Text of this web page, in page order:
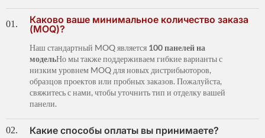
01. Каково ваше минимальное количество заказа
(MOQ)?
Наш стандартный MOQ является 100 панелей на
модельНо мы также поддерживаем гибкие варианты с
низким уровнем MOQ для новых дистрибьюторов,
образцов проектов или пробных заказов. Пожалуйста,
свяжитесь с нами, чтобы уточнить тип и отделку вашей
панели.
02. Какие способы оплаты вы принимаете?